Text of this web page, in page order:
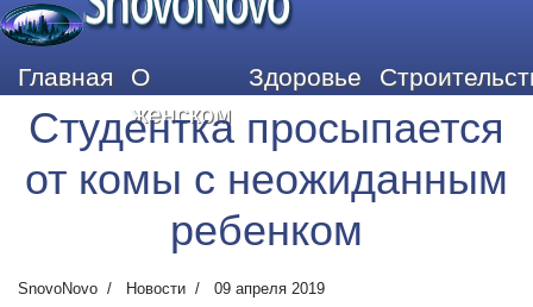
Главная
О
женском
Здоровье
Студентка просыпается
от комы с неожиданным
ребенком
SnovoNovo Новости 09 апреля 2019